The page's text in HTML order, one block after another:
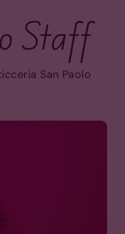
Staff
San Paolo